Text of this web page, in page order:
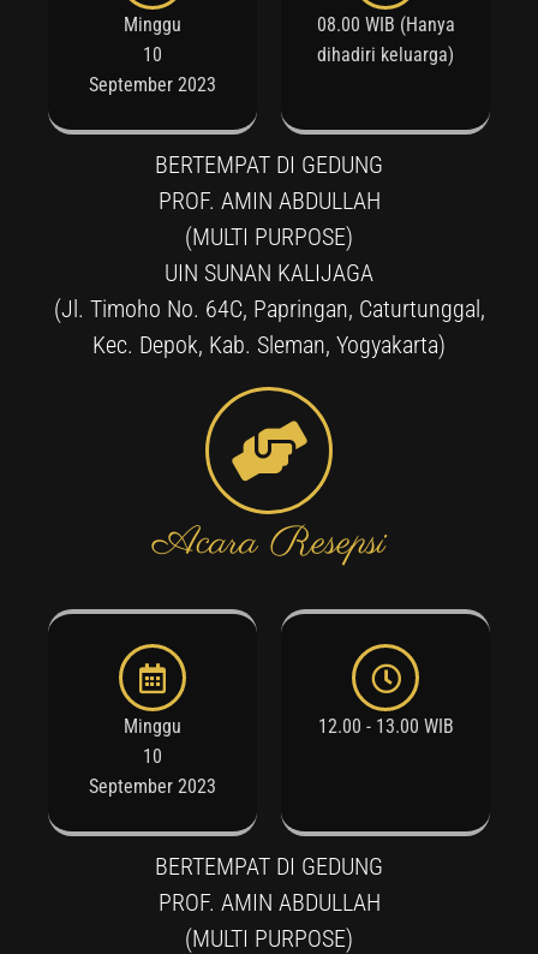
Minggu
10
September 2023
08.00 WIB (Hanya
dihadiri keluarga)
BERTEMPAT DI GEDUNG
PROF. AMIN ABDULLAH
(MULTI PURPOSE)
UIN SUNAN KALIJAGA
(Jl. Timoho No. 64C, Papringan, Caturtunggal,
Kec. Depok, Kab. Sleman, Yogyakarta)
Acara Resepsi
Minggu
10
September 2023
12.00 - 13.00 WIB
BERTEMPAT DI GEDUNG
PROF. AMIN ABDULLAH
(MULTI PURPOSE)